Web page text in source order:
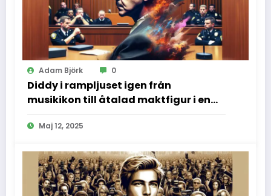
Adam Björk 0
Diddy i rampljuset igen från
musikikon till åtalad maktfigur i en
dramatisk rättssal
Maj 12, 2025